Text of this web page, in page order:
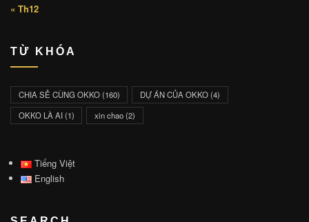
« Th12
TỪ KHÓA
CHIA SẺ CÙNG OKKO(160) DỰ ÁN CỦA OKKO(4)
OKKO LÀ AI(1) xin chao(2)
Tiếng Việt
English